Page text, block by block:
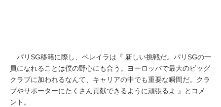
パリSG移籍に際し、ペレイラは『 新しい挑戦だ。パリSGの一
員になれることは僕の野心にも合う。ヨーロッパで最大のビッグ
クラブに加われるなんて、キャリアの中でも重要な瞬間だ。クラ
ブやサポーターにたくさん貢献できるように頑張るよ 』とコメ
ント。